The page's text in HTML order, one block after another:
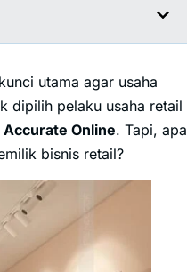
utama agar usaha
dipilih pelaku usaha retail
Accurate Online. Tapi, apa
bisnis retail?